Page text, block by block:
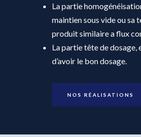
La partie
maintien sous vide ou sa
produit similaire a flux
La partie tête de
d’avoir le bon dosage.
NOS RÉALISATIONS